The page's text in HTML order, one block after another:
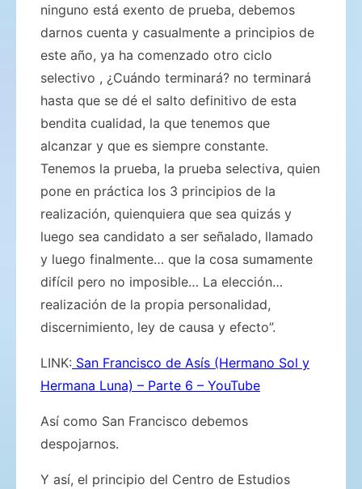
ninguno está exento de prueba, debemos
darnos cuenta y casualmente a principios de
este año, ya ha comenzado otro ciclo
selectivo , ¿Cuándo terminará? no terminará
hasta que se dé el salto definitivo de esta
bendita cualidad, la que tenemos que
alcanzar y que es siempre constante.
Tenemos la prueba, la prueba selectiva, quien
pone en práctica los 3 principios de la
realización, quienquiera que sea quizás y
luego sea candidato a ser señalado, llamado
y luego finalmente… que la cosa sumamente
difícil pero no imposible… La elección…
realización de la propia personalidad,
discernimiento, ley de causa y efecto”.
LINK: San Francisco de Asís (Hermano Sol y
Hermana Luna) – Parte 6 – YouTube
Así como San Francisco debemos
despojarnos.
Y así, el principio del Centro de Estudios